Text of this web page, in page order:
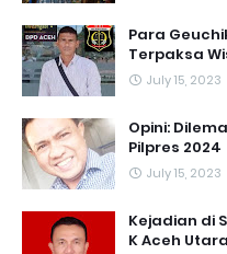
Para
Terpaksa
July 15, 2023
Opini:
Pilpres 2024
July 15, 2023
Kejadian di
K Aceh